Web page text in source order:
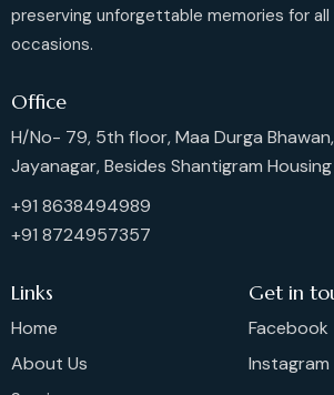
preserving unforgettable memories for all
occasions.
Office
H/No- 79, 5th floor, Maa Durga
Jayanagar, Besides Shantigram
+91 8638494989
+91 8724957357
Links
Home
About Us
Get in
Facebook
Instagram